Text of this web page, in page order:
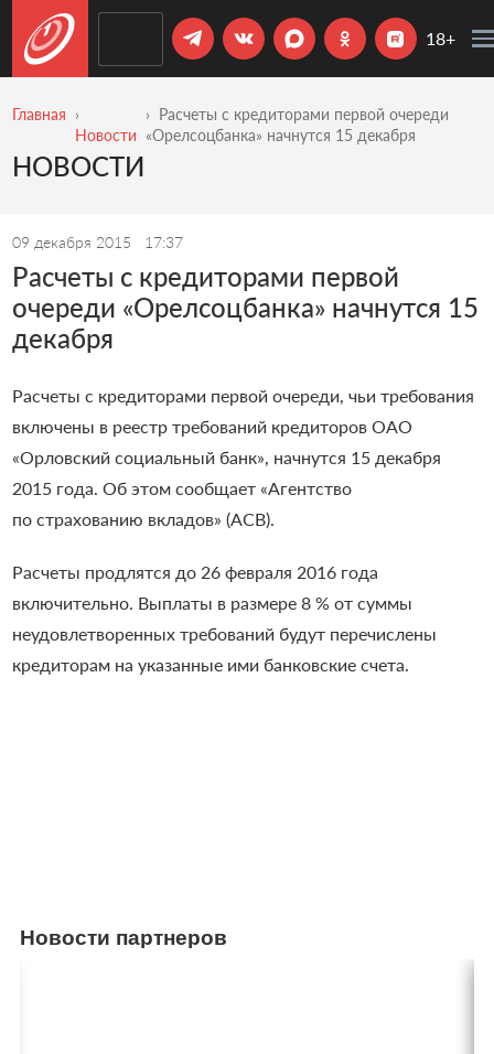
18+
Главная
Новости
Расчеты с кредиторами первой очереди
«Орелсоцбанка» начнутся 15 декабря
НОВОСТИ
09 декабря 2015 17:37
Расчеты с кредиторами первой
очереди «Орелсоцбанка» начнутся 15
декабря
Расчеты с кредиторами первой очереди, чьи требования
включены в реестр требований кредиторов ОАО
«Орловский социальный банк», начнутся 15 декабря
2015 года. Об этом сообщает «Агентство
по страхованию вкладов» (АСВ).
Расчеты продлятся до 26 февраля 2016 года
включительно. Выплаты в размере 8 % от суммы
неудовлетворенных требований будут перечислены
кредиторам на указанные ими банковские счета.
Новости партнеров